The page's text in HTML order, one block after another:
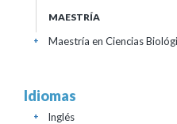
MAESTRÍA
Maestría en Ciencias
+
Idiomas
Inglés
+